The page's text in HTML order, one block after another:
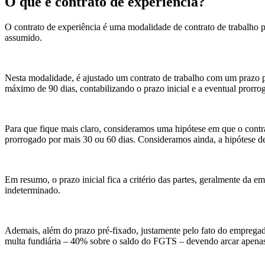
O contrato de experiência é uma modalidade de contrato de
assumido.
Nesta modalidade, é ajustado um contrato de trabalho com um
máximo de 90 dias, contabilizando o prazo inicial e a eventual
Para que fique mais claro, consideramos uma hipótese em que o
prorrogado por mais 30 ou 60 dias. Consideramos ainda, a hipótese
Em resumo, o prazo inicial fica a critério das partes, geralmente da
indeterminado.
Ademais, além do prazo pré-fixado, justamente pelo fato do
multa fundiária – 40% sobre o saldo do FGTS – devendo arcar